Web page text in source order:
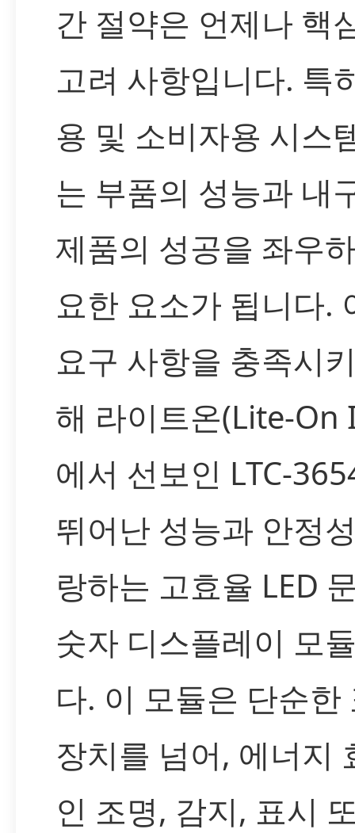
간 절약은 언제나 핵
고려 사항입니다. 특
용 및 소비자용 시스
는 부품의 성능과 내
제품의 성공을 좌우
요한 요소가 됩니다.
요구 사항을 충족시
해 라이트온(Lite-On
에서 선보인 LTC-
뛰어난 성능과 안정
랑하는 고효율 LED
숫자 디스플레이 모
다. 이 모듈은 단순한
장치를 넘어, 에너지
인 조명, 감지, 표시